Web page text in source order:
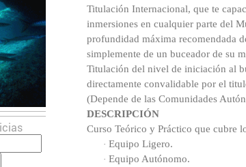
Titulación Internacional, que te
inmersiones en cualquier parte del
profundidad máxima recomendada
simplemente de un buceador de su
Titulación del nivel de iniciación al
directamente convalidable por el
(Depende de las Comunidades
DESCRIPCIÓN
Curso Teórico y Práctico que cubre
· Equipo Ligero.
· Equipo Autónomo.